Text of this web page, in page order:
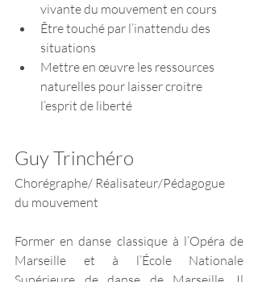
vivante du mouvement en cours
Être touché par l’inattendu des
situations
Mettre en œuvre les ressources
naturelles pour laisser croitre
l’esprit de liberté
Guy Trinchéro
Chorégraphe/ Réalisateur/Pédagogue
du mouvement
Former en danse classique à l’Opéra de
Marseille et à l’École Nationale